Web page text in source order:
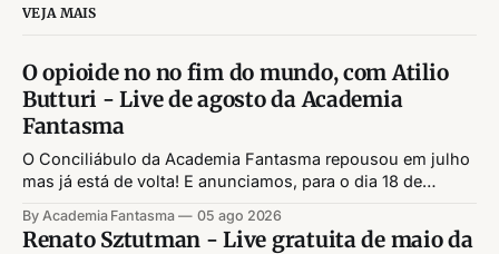
VEJA MAIS
O opioide no no fim do mundo, com Atilio
Butturi - Live de agosto da Academia
Fantasma
O Conciliábulo da Academia Fantasma repousou em julho
mas já está de volta! E anunciamos, para o dia 18 de
receberemos Atilio Butturi para conversar sobre uso de
substâncias, genealogias e prazeres no capitalismo gore.
By Academia Fantasma 05 ago 2026
Renato Sztutman - Live gratuita de maio da